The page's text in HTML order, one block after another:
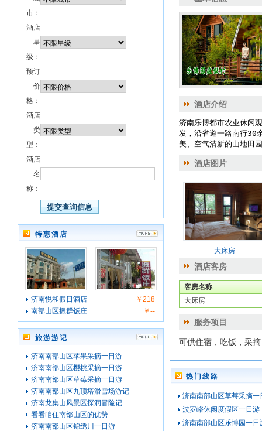
市：
酒店
星
级：
预订
价
格：
酒店
类
型：
酒店
名
称：
特惠酒店
济南悦和假日酒店
￥218
南部山区振群饭庄
￥--
旅游游记
济南南部山区苹果采摘一日游
济南南部山区樱桃采摘一日游
济南南部山区草莓采摘一日游
济南南部山区九顶塔滑雪场游记
济南龙集山风景区探洞冒险记
看看咱住南部山区的优势
济南南部山区锦绣川一日游
酒店介绍
济南乐博都市农业休闲
发，沿省道一路南行30
美、空气清新的山地田
酒店图片
大床房
酒店客房
客房名称
大床房
服务项目
可供住宿，吃饭，采
热门线路
济南南部山区草莓采摘一
波罗峪休闲度假区一日游
济南南部山区乐博园一日